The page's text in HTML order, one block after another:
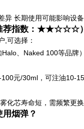
异 长期使用可能影响设
荐指数：★★☆☆☆）
,可选择：
、Naked 100等品牌）
元/30ml，可注油10-
化芯寿命短，需频繁更换
烟弹？